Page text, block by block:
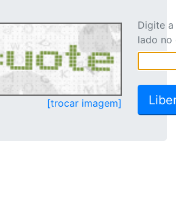
[trocar imagem]
Digite
lado no